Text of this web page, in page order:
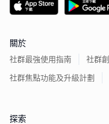
關於
社群最強使用指南
社群
社群焦點功能及升級計劃
探索